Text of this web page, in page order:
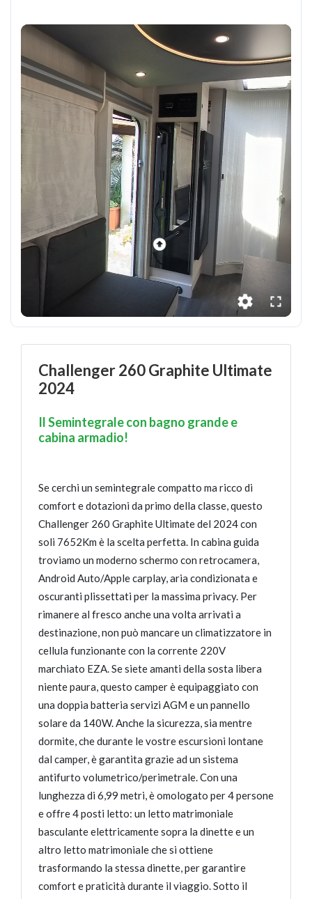
Challenger 260 Graphite Ultimate
2024
Il Semintegrale con bagno grande e
cabina armadio!
Se cerchi un semintegrale compatto ma ricco di
comfort e dotazioni da primo della classe, questo
Challenger 260 Graphite Ultimate del 2024 con
soli 7652Km è la scelta perfetta. In cabina guida
troviamo un moderno schermo con retrocamera,
Android Auto/Apple carplay, aria condizionata e
oscuranti plissettati per la massima privacy. Per
rimanere al fresco anche una volta arrivati a
destinazione, non può mancare un climatizzatore in
cellula funzionante con la corrente 220V
marchiato EZA. Se siete amanti della sosta libera
niente paura, questo camper è equipaggiato con
una doppia batteria servizi AGM e un pannello
solare da 140W. Anche la sicurezza, sia mentre
dormite, che durante le vostre escursioni lontane
dal camper, è garantita grazie ad un sistema
antifurto volumetrico/perimetrale. Con una
lunghezza di 6,99 metri, è omologato per 4 persone
e offre 4 posti letto: un letto matrimoniale
basculante elettricamente sopra la dinette e un
altro letto matrimoniale che si ottiene
trasformando la stessa dinette, per garantire
comfort e praticità durante il viaggio. Sotto il